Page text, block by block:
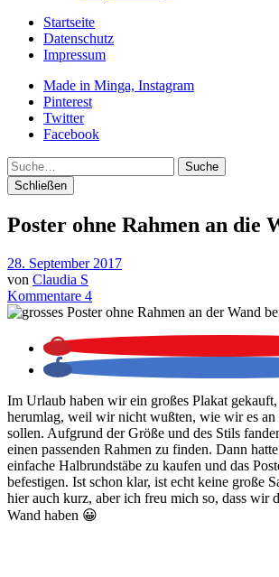
Startseite
Datenschutz
Impressum
Made in Minga, Instagram
Pinterest
Twitter
Facebook
Suche
Schließen
Poster ohne Rahmen an die
28. September 2017
von Claudia S
Kommentare 4
Im Urlaub haben wir ein großes Plakat
herumlag, weil wir nicht wußten, wie wir es an
sollen. Aufgrund der Größe und des Stils
einen passenden Rahmen zu finden. Dann
einfache Halbrundstäbe zu kaufen und das
befestigen. Ist schon klar, ist echt keine große
hier auch kurz, aber ich freu mich so, dass wir
Wand haben 😀